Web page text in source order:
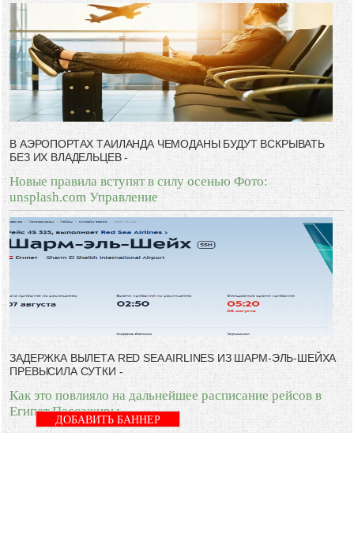
В АЭРОПОРТАХ ТАИЛАНДА ЧЕМОДАНЫ БУДУТ ВСКРЫВАТЬ
БЕЗ ИХ ВЛАДЕЛЬЦЕВ -
Новые правила вступят в силу осенью Фото:
unsplash.com Управление
ЗАДЕРЖКА ВЫЛЕТА RED SEA AIRLINES ИЗ ШАРМ-ЭЛЬ-ШЕЙХА
ПРЕВЫСИЛА СУТКИ -
Как это повлияло на дальнейшее расписание рейсов в
Египет Пассажиры
ДОБАВИТЬ БАННЕР